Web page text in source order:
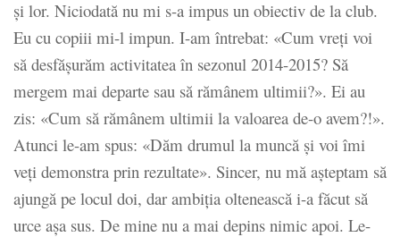
și lor. Niciodată nu mi s-a impus un obiectiv de la club.
Eu cu copiii mi-l impun. I-am întrebat: «Cum vreți voi
să desfășurăm activitatea în sezonul 2014-2015? Să
mergem mai departe sau să rămânem ultimii?». Ei au
zis: «Cum să rămânem ultimii la valoarea de-o avem?!».
Atunci le-am spus: «Dăm drumul la muncă și voi îmi
veți demonstra prin rezultate». Sincer, nu mă așteptam să
ajungă pe locul doi, dar ambiția oltenească i-a făcut să
urce așa sus. De mine nu a mai depins nimic apoi. Le-